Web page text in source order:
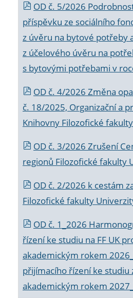
OD č. 5/2026
příspěvku ze sociálního
z úvěru na bytové potřeby
z účelového úvěru na
s bytovými potřebami v
OD č. 4/2026 Změna
č. 18/2025, Organizační a
Knihovny Filozofické
OD č. 3/2026 Zrušení
regionů Filozofické fakulty
OD č. 2/2026 k cestám
Filozofické fakulty
OD č. 1_2026
řízení ke studiu na FF UK
akademickým rokem
přijímacího řízení ke studiu
akademickým rokem